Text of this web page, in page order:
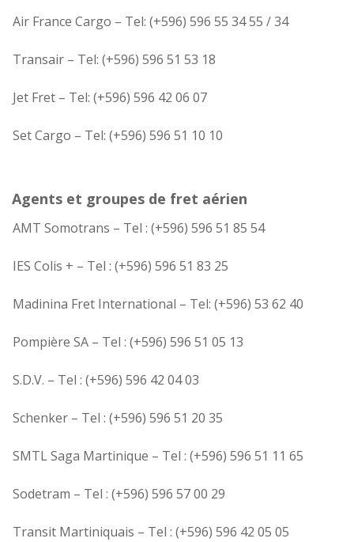
Air France Cargo – Tel: (+596) 596 55 34 55 / 34
Transair – Tel: (+596) 596 51 53 18
Jet Fret – Tel: (+596) 596 42 06 07
Set Cargo – Tel: (+596) 596 51 10 10
Agents et groupes de fret aérien
AMT Somotrans – Tel : (+596) 596 51 85 54
IES Colis + – Tel : (+596) 596 51 83 25
Madinina Fret International – Tel: (+596) 53 62 40
Pompière SA – Tel : (+596) 596 51 05 13
S.D.V. – Tel : (+596) 596 42 04 03
Schenker – Tel : (+596) 596 51 20 35
SMTL Saga Martinique – Tel : (+596) 596 51 11 65
Sodetram – Tel : (+596) 596 57 00 29
Transit Martiniquais – Tel : (+596) 596 42 05 05